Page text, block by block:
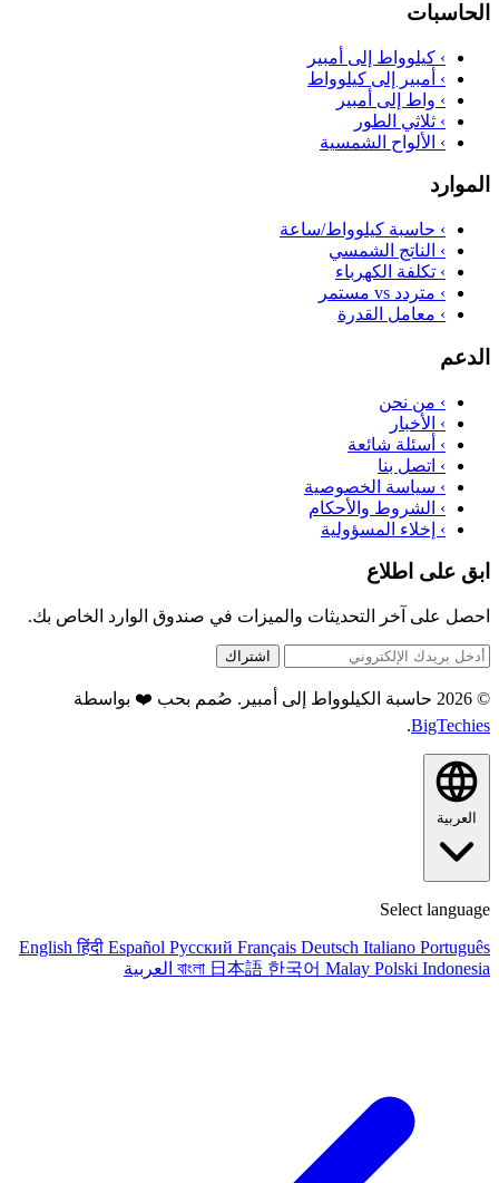
الحاسبات
› كيلوواط إلى أمبير
› أمبير إلى كيلوواط
› واط إلى أمبير
› ثلاثي الطور
› الألواح الشمسية
الموارد
› حاسبة كيلوواط/ساعة
› الناتج الشمسي
› تكلفة الكهرباء
› متردد vs مستمر
› معامل القدرة
الدعم
› من نحن
› الأخبار
› أسئلة شائعة
› اتصل بنا
› سياسة الخصوصية
› الشروط والأحكام
› إخلاء المسؤولية
ابق على اطلاع
احصل على آخر التحديثات والميزات في صندوق الوارد الخاص بك.
اشتراك
© 2026 حاسبة الكيلوواط إلى أمبير. صُمم بحب ❤️ بواسطة
BigTechies
.
العربية
Select language
English हिंदी Español Русский Français Deutsch Italiano Português
বাংলা 日本語 한국어 Malay Polski Indonesia العربية